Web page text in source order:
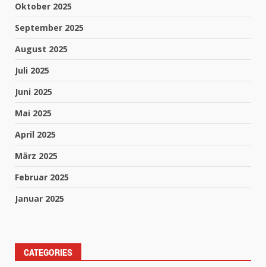
Oktober 2025
September 2025
August 2025
Juli 2025
Juni 2025
Mai 2025
April 2025
März 2025
Februar 2025
Januar 2025
CATEGORIES